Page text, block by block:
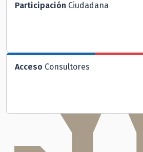
Participación Ciudadana
Acceso Consultores